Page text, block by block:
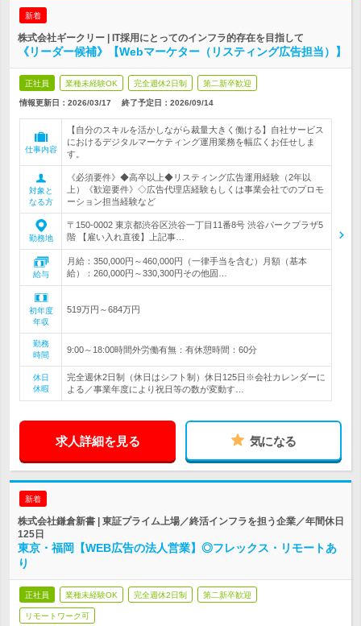
新着
株式会社ギークリー | IT採用にとってのインフラ的存在を目指して
《リーダー候補》【Webマーケター（リスティング広告担当）】
正社員 業種未経験OK 完全週休2日制 第二新卒歓迎
情報更新日：2026/03/17 終了予定日： 2026/09/14
仕事内容
【自分のスキルを活かしながら裁量大きく働ける】自社サービス
におけるデジタルマーケティング運用業務を幅広くお任せしま
す。
対象と
なる方
《必須要件》◆高卒以上◆リスティング広告運用経験（2年以
上）《歓迎要件》◇広告代理店経験もしくは事業会社でのプロモ
ーション担当経験など
勤務地
〒150-0002 東京都渋谷区渋谷一丁目11番8号 渋谷パークプラザ5
階 【雇い入れ直後】上記事…
給与
月給：350,000円～460,000円（一律手当を含む）月額（基本
給）：260,000円～330,300円その他固…
初年度
年収
519万円～684万円
勤務
時間
9:00～18:00時間外労働有無：有休憩時間：60分
休日
休暇
完全週休2日制（休日はシフト制）休日125日※会社カレンダーに
よる／事業年度により祝日等の数が変動す…
求人詳細を見る 気になる
新着
株式会社鎌倉新書 | 東証プライム上場／終活インフラを担う企業／年間休日
125日
東京・福岡【WEB広告の法人営業】◎フレックス・リモートあ
り
正社員 業種未経験OK 完全週休2日制 第二新卒歓迎
リモートワーク可